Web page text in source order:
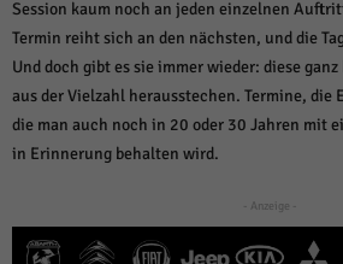
Session kaum noch an jeden einzelnen
Termin reiht sich an den nächsten, und die
Und doch gibt es sie immer wieder: diese
aus der Vielzahl herausstechen. Termine,
die man auch noch in 20 oder 30 Jahren mit
in Erinnerung behalten wird.
- Anzeige -
Cookie-Informationen
Marketing (1)
Marketing-Cookies werden von Drittanbietern
um personalisierte Werbung anzuzeigen. Sie tun
über Websites hinweg verfolgen.
Externe Medien (6)